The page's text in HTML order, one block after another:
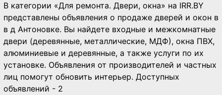
В категории «Для ремонта. Двери, окна» на IRR.BY
представлены объявления о продаже дверей и окон в
в д Антоновке. Вы найдете входные и межкомнатные
двери (деревянные, металлические, МДФ), окна ПВХ,
алюминиевые и деревянные, а также услуги по их
установке. Объявления от производителей и частных
лиц помогут обновить интерьер. Доступных
объявлений - 2